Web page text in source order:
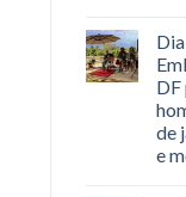
DF
de
e